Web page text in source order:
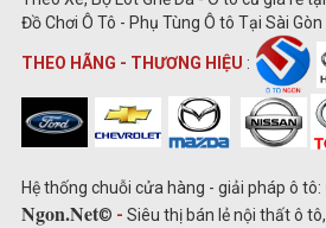
Đồ Chơi Ô Tô - Phụ Tùng Ô tô Tại Sài Gòn
THEO HÃNG - THƯƠNG HIỆU :
Hệ thống chuỗi cửa hàng - giải pháp ô tô:
Ngon.Net© - Siêu thị bán lẻ nội thất ô